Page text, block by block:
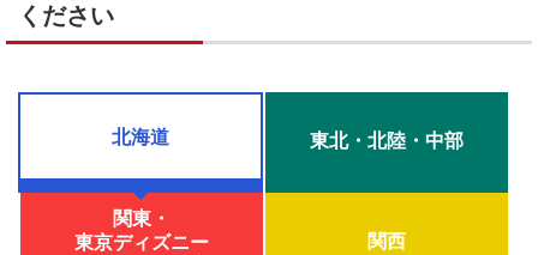
ください
北海道 東北・北陸・中部
関東・
東京ディズニー
関西